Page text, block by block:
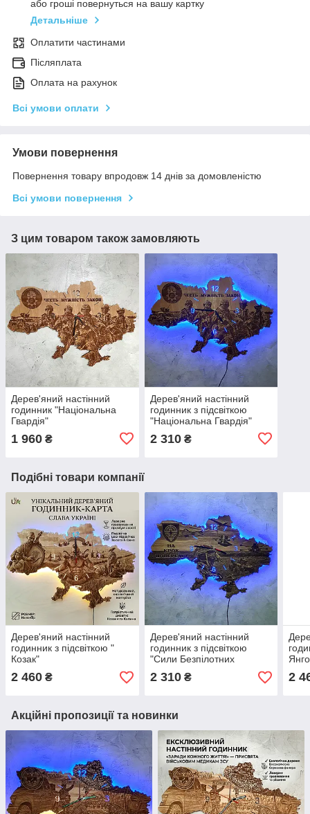
або гроші повернуться на вашу картку
Детальніше
Оплатити частинами
Післяплата
Оплата на рахунок
Всі умови оплати
Умови повернення
Повернення товару впродовж 14 днів за домовленістю
Всі умови повернення
З цим товаром також замовляють
Дерев'яний настінний
годинник "Національна
Гвардія"
1 960 ₴
Дерев'яний настінний
годинник з підсвіткою
"Національна Гвардія"
2 310₴
Подібні товари компанії
Дерев'яний настінний
годинник з підсвіткою "
Козак"
2 460 ₴
Дерев'яний настінний
годинник з підсвіткою
"Сили Безпілотних
Систем"
2 310₴ 2
Акційні пропозиції та новинки